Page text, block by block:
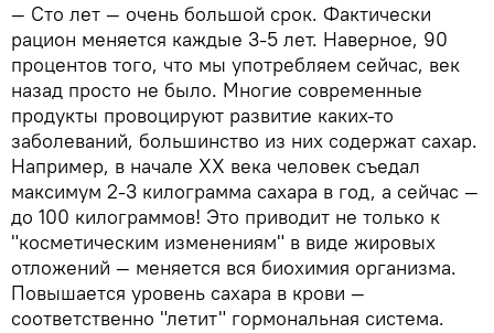
— Сто лет — очень большой срок. Фактически
рацион меняется каждые 3-5 лет. Наверное, 90
процентов того, что мы употребляем сейчас, век
назад просто не было. Многие современные
продукты провоцируют развитие каких-то
заболеваний, большинство из них содержат сахар.
Например, в начале ХХ века человек съедал
максимум 2-3 килограмма сахара в год, а сейчас —
до 100 килограммов! Это приводит не только к
"косметическим изменениям" в виде жировых
отложений — меняется вся биохимия организма.
Повышается уровень сахара в крови —
соответственно "летит" гормональная система.